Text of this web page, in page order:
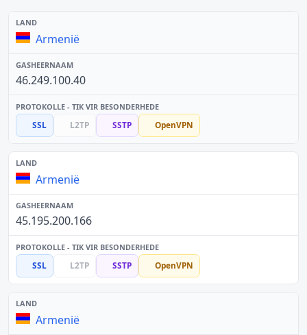
Armenië
46.249.100.40
SSL L2TP SSTP OpenVPN
Armenië
45.195.200.166
SSL L2TP SSTP OpenVPN
Armenië